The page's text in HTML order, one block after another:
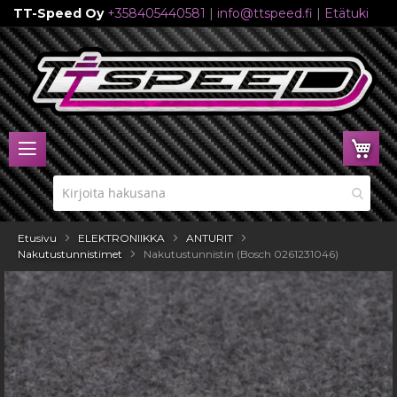
TT-Speed Oy +358405440581 | info@ttspeed.fi | Etätuki
Skip
to
Content
Etusivu ELEKTRONIIKKA
ANTURIT
Nakutustunnistimet
Nakutustunnistin (Bosch 0261231046)
Skip
to
the
end
of
the
images